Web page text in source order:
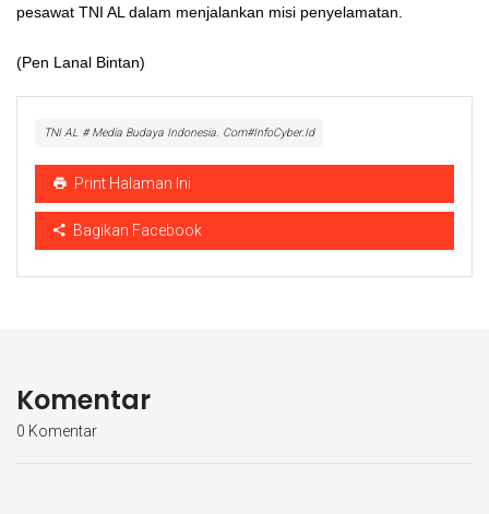
pesawat TNI AL dalam menjalankan misi penyelamatan.
(Pen Lanal Bintan)
TNI AL # Media Budaya Indonesia. Com#InfoCyber.Id
Print Halaman Ini
Bagikan Facebook
Komentar
0 Komentar